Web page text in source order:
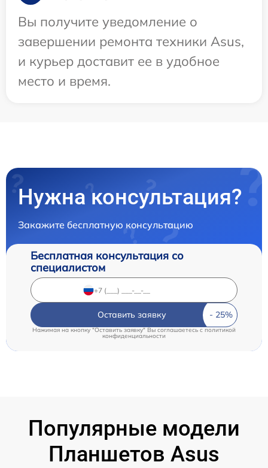
Вы получите уведомление о
завершении ремонта техники Asus,
и курьер доставит ее в удобное
место и время.
Нужна консультация?
Закажите бесплатную консультацию
Бесплатная консультация со
специалистом
Оставить заявку
Нажимая на кнопку "Оставить заявку" Вы соглашаетесь c политикой
конфиденциальности
Популярные модели
Планшетов Asus